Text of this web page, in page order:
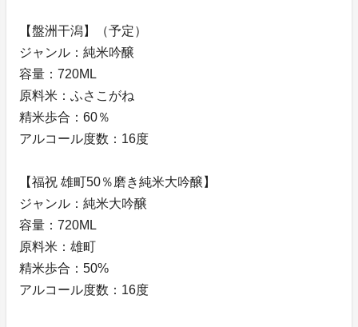
【盤洲干潟】（予定）
ジャンル：純米吟醸
容量：720ML
原料米：ふさこがね
精米歩合：60％
アルコール度数：16度
【福祝 雄町50％磨き純米大吟醸】
ジャンル：純米大吟醸
容量：720ML
原料米：雄町
精米歩合：50%
アルコール度数：16度